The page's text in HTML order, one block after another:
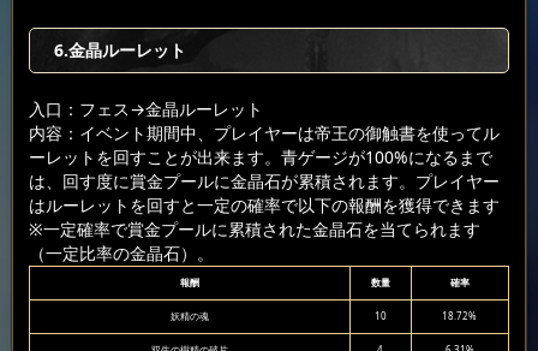
6.金晶ルーレット
入口：フェス→金晶ルーレット
内容：イベント期間中、プレイヤーは帝王の御触書を使ってル
ーレットを回すことが出来ます。青ゲージが100%になるまで
は、回す度に賞金プールに金晶石が累積されます。プレイヤー
はルーレットを回すと一定の確率で以下の報酬を獲得できます
※一定確率で賞金プールに累積された金晶石を当てられます
（一定比率の金晶石）。
報酬 数量 確率
妖精の魂 10 18.72%